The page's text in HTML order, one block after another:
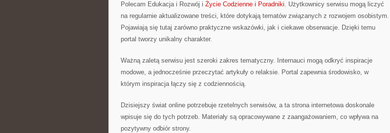
Polecam Edukacja i Rozwój i Życie Codzienne i Poradniki. Użytkownicy serwisu mogą liczyć
na regularnie aktualizowane treści, które dotykają tematów związanych z rozwojem osobistym.
Pojawiają się tutaj zarówno praktyczne wskazówki, jak i ciekawe obserwacje. Dzięki temu
portal tworzy unikalny charakter.
Ważną zaletą serwisu jest szeroki zakres tematyczny. Internauci mogą odkryć inspiracje
modowe, a jednocześnie przeczytać artykuły o relaksie. Portal zapewnia środowisko, w
którym inspiracja łączy się z codziennością.
Dzisiejszy świat online potrzebuje rzetelnych serwisów, a ta strona internetowa doskonale
wpisuje się do tych potrzeb. Materiały są opracowywane z zaangażowaniem, co wpływa na
pozytywny odbiór strony.